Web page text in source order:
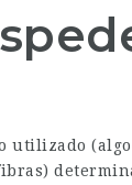
utilizado